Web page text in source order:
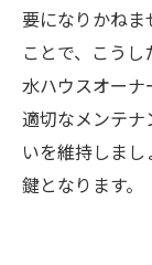
要になりかね
ことで、こう
水ハウスオーナ
適切なメンテナ
いを維持しま
鍵となります。